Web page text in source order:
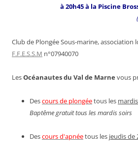
à 20h45 à la Piscine
Club de Plongée Sous-marine, association
F.F.E.S.S.M n°07940070
LesOcéanautes du Val de Marne vous
Descours de plongéetous les
Baptême gratuit tous les mardis soirs
Descours d'apnéetous les jeudis de